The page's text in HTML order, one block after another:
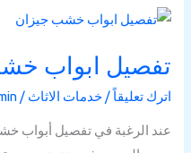
تفصيل ابواب
اترك تعليقاً /خدمات الاثاث /
عند الرغبة في تفصيل أبواب
تفصيل
خشب
جيزان